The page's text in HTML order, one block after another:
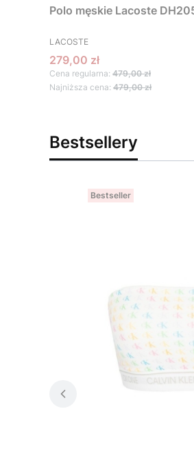
Polo męskie Lacoste
PRODUCENT
LACOSTE
Cena promocyjna
279,00 zł
Cena regularna: 479,00 zł
Najniższa cena: 479,00 zł
Bestsellery
Bestseller